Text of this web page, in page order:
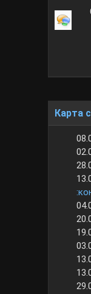
Карта